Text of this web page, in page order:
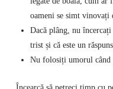
oameni se simt vinovați
Dacă plâng, nu
trist și că este un
Nu folosiți umorul când